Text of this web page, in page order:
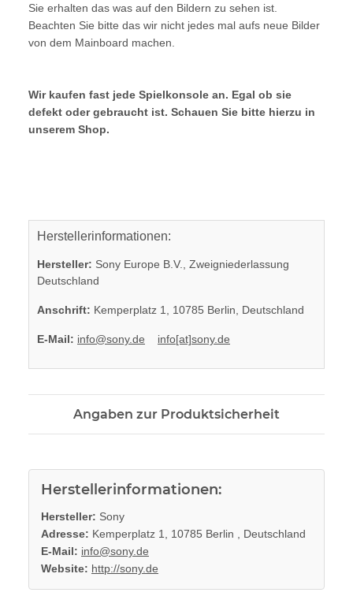
Sie erhalten das was auf den Bildern zu sehen ist.
Beachten Sie bitte das wir nicht jedes mal aufs neue Bilder
von dem Mainboard machen.
Wir kaufen fast jede Spielkonsole an. Egal ob sie
defekt oder gebraucht ist. Schauen Sie bitte hierzu in
unserem Shop.
Herstellerinformationen:
Hersteller: Sony Europe B.V., Zweigniederlassung
Deutschland
Anschrift: Kemperplatz 1, 10785 Berlin, Deutschland
E-Mail: info@sony.de info[at]sony.de
Angaben zur Produktsicherheit
Herstellerinformationen:
Hersteller: Sony
Adresse: Kemperplatz 1, 10785 Berlin , Deutschland
E-Mail: info@sony.de
Website: http://sony.de